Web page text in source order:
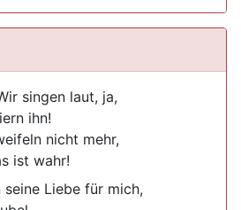
singen laut, ja,
ihn!
nicht mehr,
ist wahr!
Liebe für mich,